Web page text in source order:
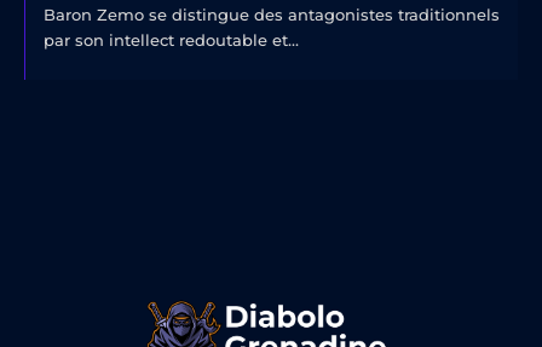
Baron Zemo se distingue des antagonistes traditionnels
par son intellect redoutable et...